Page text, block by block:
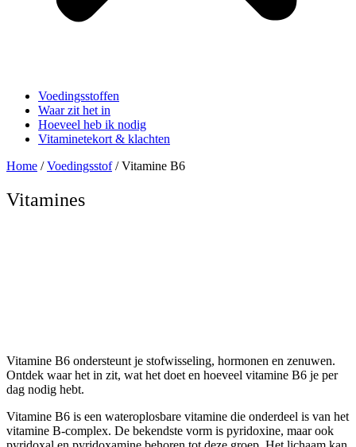
Voedingsstoffen
Waar zit het in
Hoeveel heb ik nodig
Vitaminetekort & klachten
Home /Voedingsstof/ Vitamine B6
Vitamines
Vitamine B6 ondersteunt je stofwisseling, hormonen en zenuwen.
Ontdek waar het in zit, wat het doet en hoeveel vitamine B6 je per
dag nodig hebt.
Vitamine B6 is een wateroplosbare vitamine die onderdeel is van het
vitamine B-complex. De bekendste vorm is pyridoxine, maar ook